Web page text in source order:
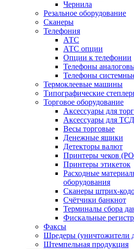
Чернила
Резальное оборудование
Сканеры
Телефония
АТС
АТС опции
Опции к телефонии
Телефоны
Телефоны
Термоклеевые машины
Типографические
Торговое оборудование
Аксессуары для
Аксессуары для ТСД
Весы торговые
Денежные ящики
Детекторы валют
Принтеры чеков
Принтеры этикеток
Расходные
оборудования
Сканеры штрих-
Счётчики банкнот
Терминалы сбора
Фискальные
Факсы
Шредеры (уничтожители
Штемпельная продукция